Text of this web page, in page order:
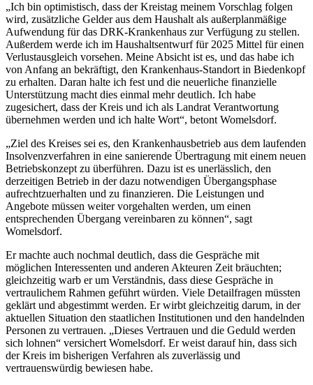
„Ich bin optimistisch, dass der Kreistag meinem Vorschlag folgen
wird, zusätzliche Gelder aus dem Haushalt als außerplanmäßige
Aufwendung für das DRK-Krankenhaus zur Verfügung zu stellen.
Außerdem werde ich im Haushaltsentwurf für 2025 Mittel für einen
Verlustausgleich vorsehen. Meine Absicht ist es, und das habe ich
von Anfang an bekräftigt, den Krankenhaus-Standort in Biedenkopf
zu erhalten. Daran halte ich fest und die neuerliche finanzielle
Unterstützung macht dies einmal mehr deutlich. Ich habe
zugesichert, dass der Kreis und ich als Landrat Verantwortung
übernehmen werden und ich halte Wort“, betont Womelsdorf.
„Ziel des Kreises sei es, den Krankenhausbetrieb aus dem laufenden
Insolvenzverfahren in eine sanierende Übertragung mit einem neuen
Betriebskonzept zu überführen. Dazu ist es unerlässlich, den
derzeitigen Betrieb in der dazu notwendigen Übergangsphase
aufrechtzuerhalten und zu finanzieren. Die Leistungen und
Angebote müssen weiter vorgehalten werden, um einen
entsprechenden Übergang vereinbaren zu können“, sagt
Womelsdorf.
Er machte auch nochmal deutlich, dass die Gespräche mit
möglichen Interessenten und anderen Akteuren Zeit bräuchten;
gleichzeitig warb er um Verständnis, dass diese Gespräche in
vertraulichem Rahmen geführt würden. Viele Detailfragen müssten
geklärt und abgestimmt werden. Er wirbt gleichzeitig darum, in der
aktuellen Situation den staatlichen Institutionen und den handelnden
Personen zu vertrauen. „Dieses Vertrauen und die Geduld werden
sich lohnen“ versichert Womelsdorf. Er weist darauf hin, dass sich
der Kreis im bisherigen Verfahren als zuverlässig und
vertrauenswürdig bewiesen habe.